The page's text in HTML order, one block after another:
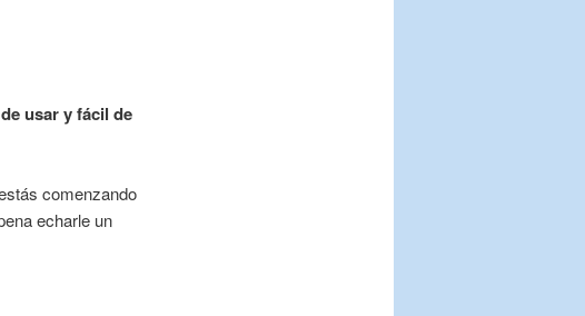
usar y fácil de
comenzando
echarle un